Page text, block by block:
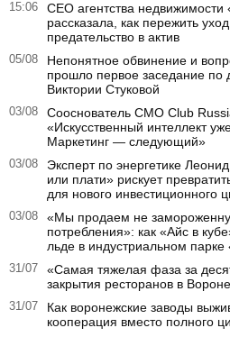
15:06
CEO агентства
рассказала, как пережить
предательство в актив
05/08
Непонятное обвинение и
прошло первое заседание по
Виктории Стуковой
03/08
Сооснователь CMO Club
«Искусственный интеллект
Маркетинг — следующий»
03/08
Эксперт по энергетике
или плати» рискует
для нового инвестиционного
03/08
«Мы продаем не
потребления»: как «Айс в
льде в индустриальном парке
31/07
«Самая тяжелая фаза за
закрытия ресторанов в
31/07
Как воронежские заводы
кооперация вместо полного